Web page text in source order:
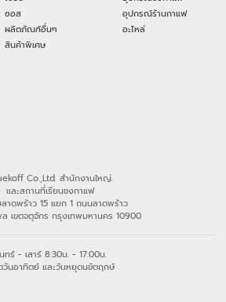
ซอส
ผลิตภัณฑ์อื่นๆ
สินค้าพิเศษ
อุปกรณ์ร้านกาแฟ
อะไหล่
Co.,Ltd. สำนักงานใหญ่
และสถานที่เรียนชงกาแฟ
าดพร้าว 15 แยก 1 ถนนลาดพร้าว
เขตจตุจักร กรุงเทพมหานคร 10900
ทร์ - เสาร์ 8:30น. - 17:00น.
วันอาทิตย์ และวันหยุดนขัตฤกษ์